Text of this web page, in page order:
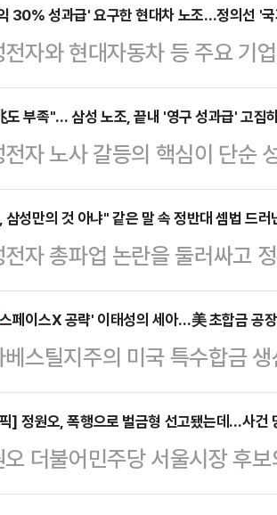
30% 성과급' 요구한 현대차 노조…정의선 '
자와 현대자동차 등 주요 기
확산하는 가운데 정의선 현
주주, 국가 발전을 함께 고려
리는 현대차그룹 양재사옥 로
앞서 현대차그룹 양재사옥에
관련한 대응 방향을 묻는 질
발전할 수 있고 주주들도 중
지를 고려해서 판…
부족"… 삼성 노조, 끝내 '영구 성과급' 고집
자 노사 갈등의 핵심이 단순
옮겨가고 있다. 중앙노동위
40조원에 달하는 특별보상 가
는 "제도화 없이는 의미 없다"
삼성전자 사측은 이날 노조
측은 "중노위 사후조정 과정
요청했다. 앞서 중노위도 이
식 요…
삼성만의 것 아냐" 같은 말 속 정반대 셈법 드러
자 총파업 논란을 둘러싸고
다. 흥미로운 점은 정부 인사
의 문제가 아니다"라는 인식을
다는 점이다.한쪽에서는 "국
다"고 말하는 반면, 다른 한쪽
한다"고 주장한다. AI 반도체
가 달라지고 있다는 분석이 나
총파업 …
페이스X 공략' 이태성의 세아…美 초합금 공
스틸지주의 미국 특수합금
가 텍사스 공장 하반기 가동
다. 세아그룹이 스페이스X 등
미국 특수합금 사업이 건설
다는 분석이 나온다.세아그
] 정원오, 폭행으로 벌금형 선고됐는데…사건
오 더불어민주당 서울시장 후
달으면서 파장을 일으키고 있